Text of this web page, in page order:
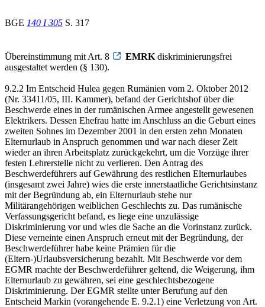
BGE 140 I 305 S. 317
Übereinstimmung mit Art. 8 EMRK diskriminierungsfrei
ausgestaltet werden (§ 130).
9.2.2 Im Entscheid Hulea gegen Rumänien vom 2. Oktober 2012
(Nr. 33411/05, III. Kammer), befand der Gerichtshof über die
Beschwerde eines in der rumänischen Armee angestellt gewesenen
Elektrikers. Dessen Ehefrau hatte im Anschluss an die Geburt eines
zweiten Sohnes im Dezember 2001 in den ersten zehn Monaten
Elternurlaub in Anspruch genommen und war nach dieser Zeit
wieder an ihren Arbeitsplatz zurückgekehrt, um die Vorzüge ihrer
festen Lehrerstelle nicht zu verlieren. Den Antrag des
Beschwerdeführers auf Gewährung des restlichen Elternurlaubes
(insgesamt zwei Jahre) wies die erste innerstaatliche Gerichtsinstanz
mit der Begründung ab, ein Elternurlaub stehe nur
Militärangehörigen weiblichen Geschlechts zu. Das rumänische
Verfassungsgericht befand, es liege eine unzulässige
Diskriminierung vor und wies die Sache an die Vorinstanz zurück.
Diese verneinte einen Anspruch erneut mit der Begründung, der
Beschwerdeführer habe keine Prämien für die
(Eltern-)Urlaubsversicherung bezahlt. Mit Beschwerde vor dem
EGMR machte der Beschwerdeführer geltend, die Weigerung, ihm
Elternurlaub zu gewähren, sei eine geschlechtsbezogene
Diskriminierung. Der EGMR stellte unter Berufung auf den
Entscheid Markin (vorangehende E. 9.2.1) eine Verletzung von Art.